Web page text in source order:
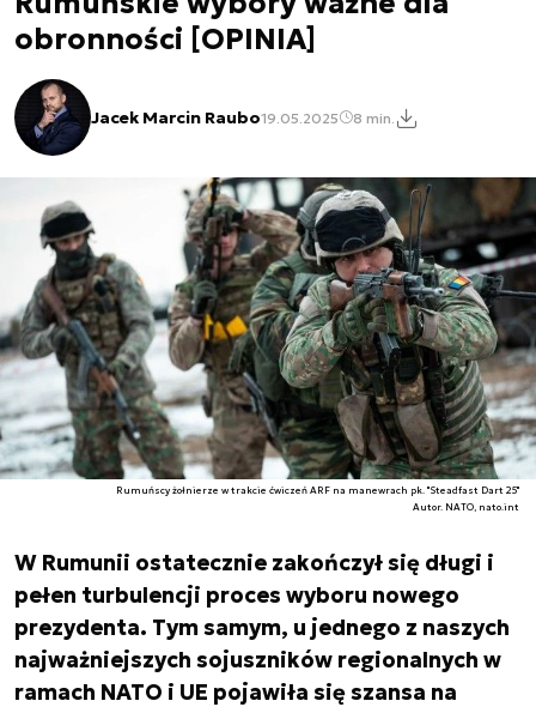
obronności [OPINIA]
Jacek Marcin Raubo19.05.2025 8 min.
Rumuńscy żołnierze w trakcie ćwiczeń ARF na manewrach pk. "Steadfast Dart 25"
Autor. NATO, nato.int
W Rumunii ostatecznie zakończył się długi i
pełen turbulencji proces wyboru nowego
prezydenta. Tym samym, u jednego z naszych
najważniejszych sojuszników regionalnych w
ramach NATO i UE pojawiła się szansa na